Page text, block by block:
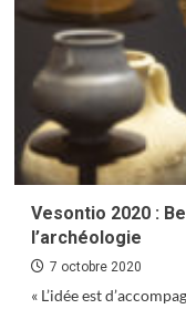
sur
la
gestion
exemplaire
des
déchets
dans
Grand
Vesontio 2020 :
l’archéologie
7 octobre 2020
« L’idée est